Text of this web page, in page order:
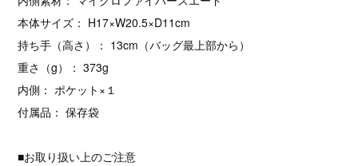
本体サイズ： H17×W20.5×D11cm
持ち手（高さ）： 13cm（バッグ最上部から）
重さ（g）： 373g
内側： ポケット×１
付属品： 保存袋
■お取り扱い上のご注意